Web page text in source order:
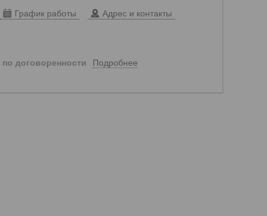
График работы Адрес и контакты
по договоренности Подробнее